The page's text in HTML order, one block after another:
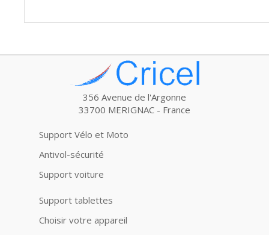
356 Avenue de l'Argonne
33700 MERIGNAC - France
Support Vélo et Moto
Antivol-sécurité
Support voiture
Support tablettes
Choisir votre appareil